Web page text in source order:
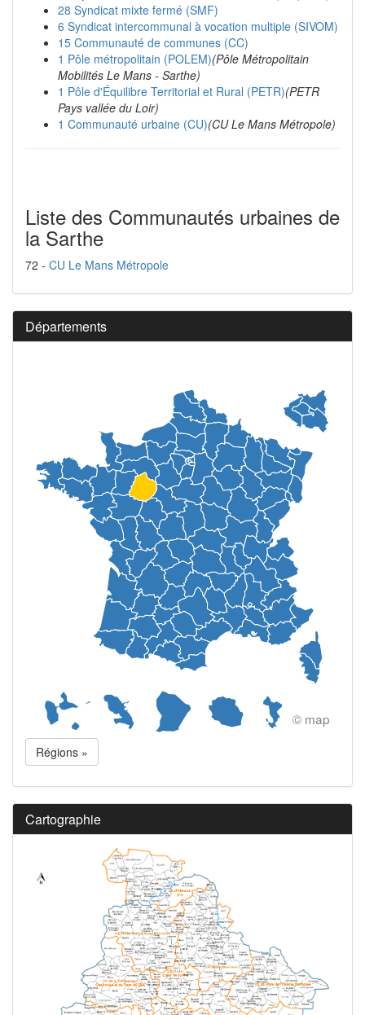
28 Syndicat mixte fermé (SMF)
6 Syndicat intercommunal à vocation multiple (SIVOM)
15 Communauté de communes (CC)
1 Pôle métropolitain (POLEM)(Pôle Métropolitain
Mobilités Le Mans - Sarthe)
1 Pôle d'Équilibre Territorial et Rural (PETR)(PETR
Pays vallée du Loir)
1 Communauté urbaine (CU)(CU Le Mans Métropole)
Liste des Communautés urbaines de
la Sarthe
72 - CU Le Mans Métropole
Départements
© map
Régions »
Cartographie